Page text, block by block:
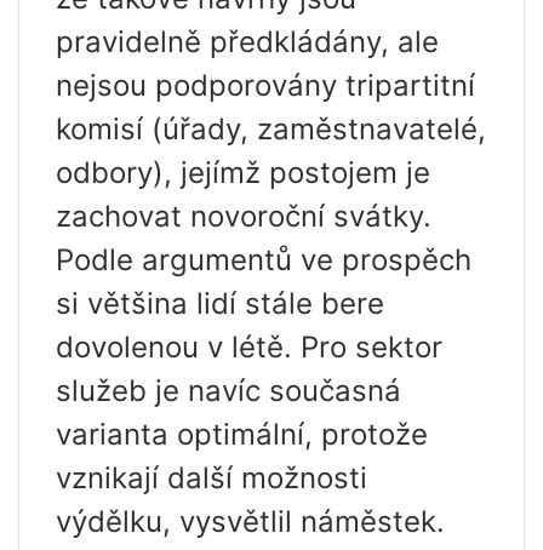
pravidelně předkládány, ale
nejsou podporovány tripartitní
komisí (úřady, zaměstnavatelé,
odbory), jejímž postojem je
zachovat novoroční svátky.
Podle argumentů ve prospěch
si většina lidí stále bere
dovolenou v létě. Pro sektor
služeb je navíc současná
varianta optimální, protože
vznikají další možnosti
výdělku, vysvětlil náměstek.